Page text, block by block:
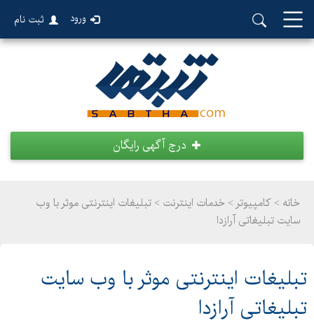
ورود ثبت نام
درج آگهی رایگان
خانه > کامپیوتر > خدمات اینترنت > تبلیغات اینترنتی موثر با وب
سایت تبلیغاتی آرازدا
تبلیغات اینترنتی موثر با وب سایت
تبلیغاتی آرازدا